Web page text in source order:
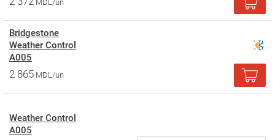
MDL/un
Bridgestone
Weather Control
A005
2 865 MDL/un
Weather Control
A005